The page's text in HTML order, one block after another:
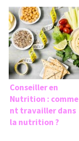
Conseiller en
Nutrition : comme
nt travailler dans
la nutrition ?